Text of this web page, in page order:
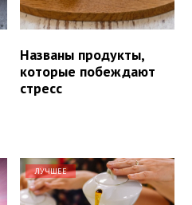
Названы продукты,
которые побеждают
стресс
ЛУЧШЕЕ